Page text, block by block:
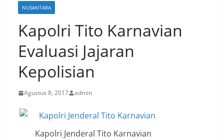
NUSANTARA
Kapolri Tito Karnavian
Evaluasi Jajaran
Kepolisian
Agustus 8, 2017 admin
Kapolri Jenderal Tito Karnavian